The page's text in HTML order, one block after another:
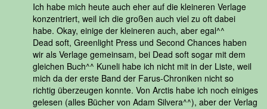
Ich habe mich heute auch eher auf die kleineren Verlage
konzentriert, weil ich die großen auch viel zu oft dabei
habe. Okay, einige der kleineren auch, aber egal^^
Dead soft, Greenlight Press und Second Chances haben
wir als Verlage gemeinsam, bei Dead soft sogar mit dem
gleichen Buch^^ Kuneli habe ich nicht mit in der Liste, weil
mich da der erste Band der Farus-Chroniken nicht so
richtig überzeugen konnte. Von Arctis habe ich noch einiges
gelesen (alles Bücher von Adam Silvera^^), aber der Verlag